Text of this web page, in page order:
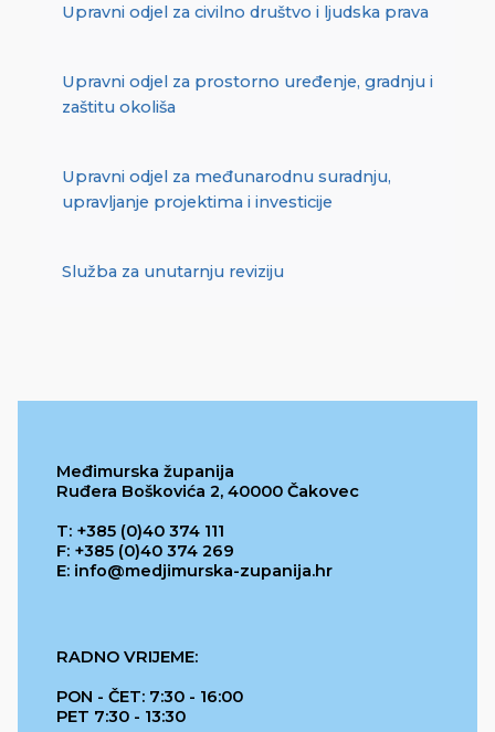
Upravni odjel za civilno društvo i ljudska prava
Upravni odjel za prostorno uređenje, gradnju i
zaštitu okoliša
Upravni odjel za međunarodnu suradnju,
upravljanje projektima i investicije
Služba za unutarnju reviziju
Međimurska županija
Ruđera Boškovića 2, 40000 Čakovec
T: +385 (0)40 374 111
F: +385 (0)40 374 269
E: info@medjimurska-zupanija.hr
RADNO VRIJEME:
PON - ČET: 7:30 - 16:00
PET 7:30 - 13:30